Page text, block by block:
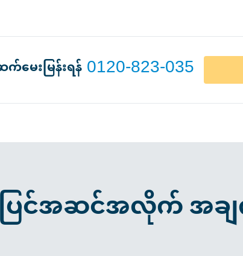
က်မေးမြန်းရန် 0120-823-035
ြင်အဆင်အလိုက် အ